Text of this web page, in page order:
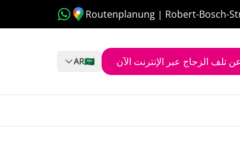
Routenplanung | Robert-Bosch-
عن تلف الزجاج عبر الإنترنت الآن 🇸🇦
AR